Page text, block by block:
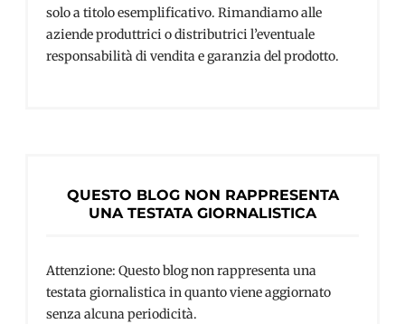
solo a titolo esemplificativo. Rimandiamo alle
aziende produttrici o distributrici l’eventuale
responsabilità di vendita e garanzia del prodotto.
QUESTO BLOG NON RAPPRESENTA
UNA TESTATA GIORNALISTICA
Attenzione: Questo blog non rappresenta una
testata giornalistica in quanto viene aggiornato
senza alcuna periodicità.